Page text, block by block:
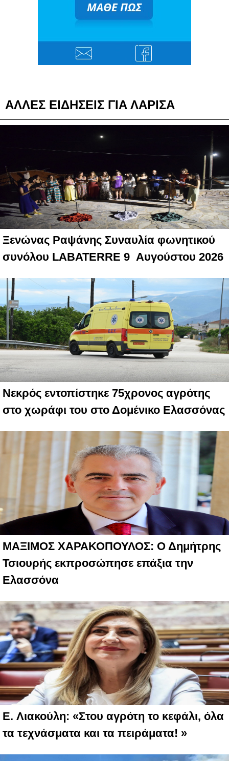
ΑΛΛΕΣ ΕΙΔΗΣΕΙΣ ΓΙΑ ΛΑΡΙΣΑ
Ξενώνας Ραψάνης Συναυλία φωνητικού
συνόλου LABATERRE 9 Αυγούστου 2026
Νεκρός εντοπίστηκε 75χρονος αγρότης
στο χωράφι του στο Δομένικο Ελασσόνας
ΜΑΞΙΜΟΣ ΧΑΡΑΚΟΠΟΥΛΟΣ: Ο Δημήτρης
Τσιουρής εκπροσώπησε επάξια την
Ελασσόνα
E. Λιακούλη: «Στου αγρότη το κεφάλι, όλα
τα τεχνάσματα και τα πειράματα! »